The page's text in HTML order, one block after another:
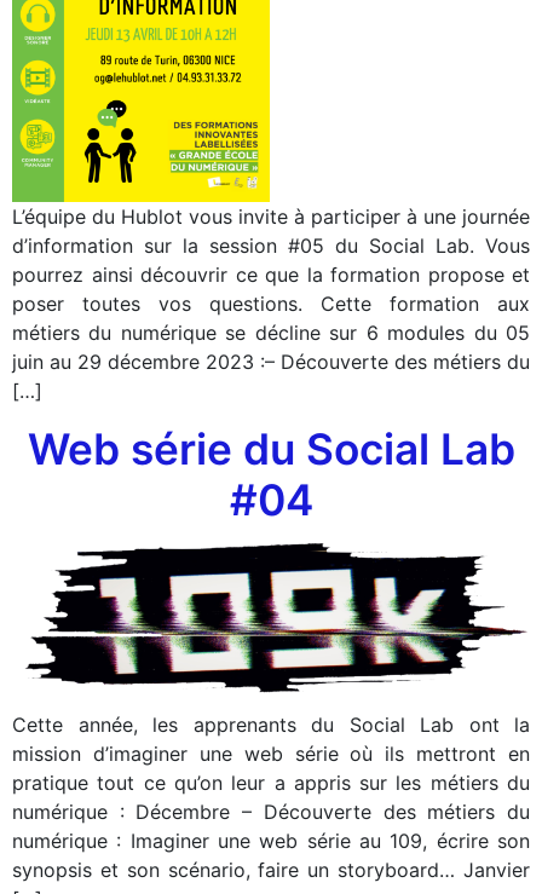
L’équipe du Hublot vous invite à participer à une journée
d’information sur la session #05 du Social Lab. Vous
pourrez ainsi découvrir ce que la formation propose et
poser toutes vos questions. Cette formation aux
métiers du numérique se décline sur 6 modules du 05
juin au 29 décembre 2023 :– Découverte des métiers du
[…]
Web série du Social Lab
#04
Cette année, les apprenants du Social Lab ont la
mission d’imaginer une web série où ils mettront en
pratique tout ce qu’on leur a appris sur les métiers du
numérique : Décembre – Découverte des métiers du
numérique : Imaginer une web série au 109, écrire son
synopsis et son scénario, faire un storyboard… Janvier